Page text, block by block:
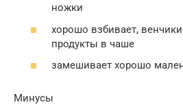
ножки
хорошо взбивает,
продукты в чаше
замешивает хорошо
Минусы